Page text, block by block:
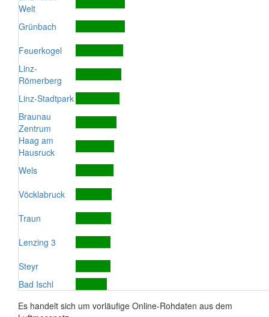
Welt
Grünbach
Feuerkogel
Linz-
Römerberg
Linz-Stadtpark
Braunau
Zentrum
Haag am
Hausruck
Wels
Vöcklabruck
Traun
Lenzing 3
Steyr
Bad Ischl
Es handelt sich um vorläufige Online-Rohdaten aus dem